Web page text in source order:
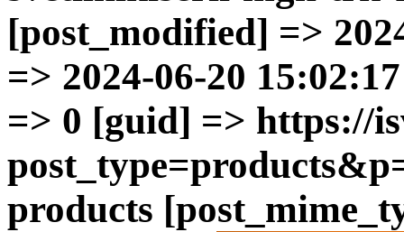
[post_modified] =>
=> 2024-06-20
=> 0 [guid] => https://
products